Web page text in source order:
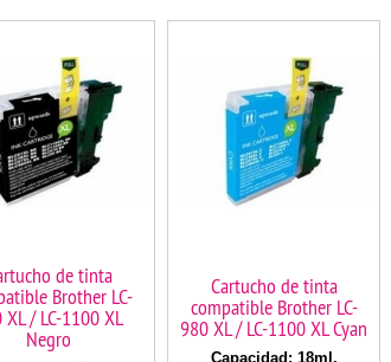
de tinta
Brother LC-
/ LC-1100 XL
Negro
Cartucho de tinta
compatible Brother LC-
980 XL / LC-1100 XL Cyan
Capacidad: 18ml.